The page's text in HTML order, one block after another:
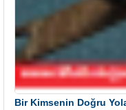
Bir Kimsenin Doğru